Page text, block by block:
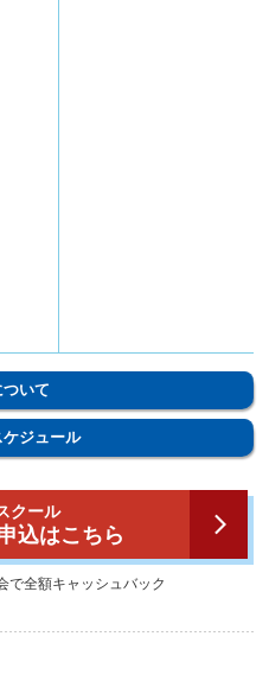
いて
ケジュール
クール
込はこちら
で全額キャッシュバック